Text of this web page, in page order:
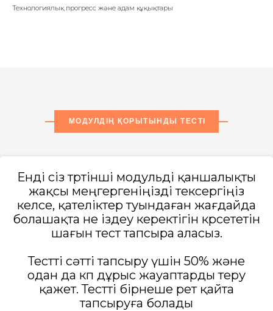
Технологиялық прогресс және адам құқықтары
МОДУЛДІҢ ҚОРЫТЫНДЫ ТЕСТІ
Енді сіз төртінші модульді қаншалықты
жақсы меңгергеніңізді тексергіңіз
келсе, қателіктер туындаған жағдайда
болашақта не іздеу керектігін көрсететін
шағын тест тапсыра аласыз.
Тестті сәтті тапсыру үшін 50% және
одан да көп дұрыс жауаптарды теру
қажет. Тестті бірнеше рет қайта
тапсыруға болады